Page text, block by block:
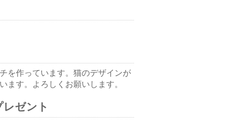
を作っています。猫のデザインが
ます。よろしくお願いします。
ゼント